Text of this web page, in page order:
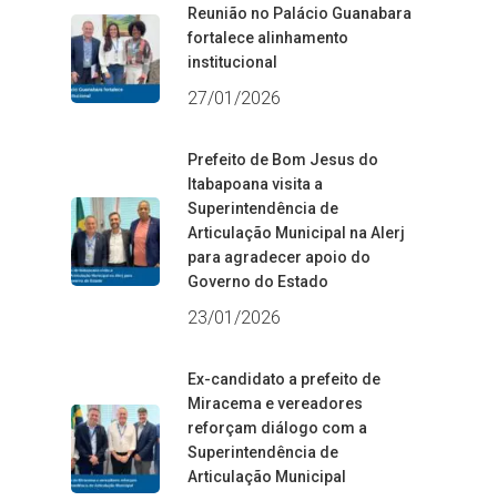
Reunião no Palácio Guanabara
fortalece alinhamento
institucional
27/01/2026
Prefeito de Bom Jesus do
Itabapoana visita a
Superintendência de
Articulação Municipal na Alerj
para agradecer apoio do
Governo do Estado
23/01/2026
Ex-candidato a prefeito de
Miracema e vereadores
reforçam diálogo com a
Superintendência de
Articulação Municipal